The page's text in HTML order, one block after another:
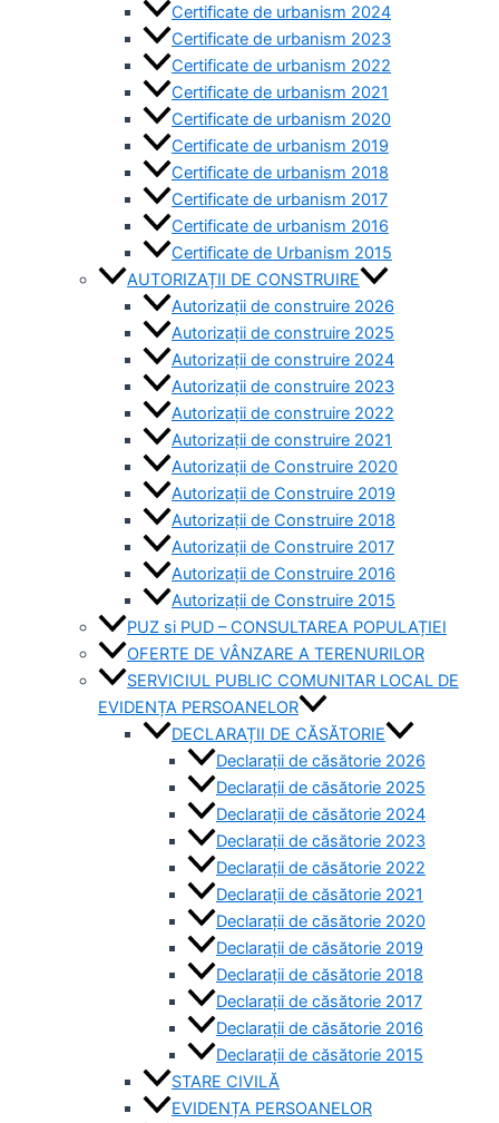
Certificate de urbanism 2024
Certificate de urbanism 2023
Certificate de urbanism 2022
Certificate de urbanism 2021
Certificate de urbanism 2020
Certificate de urbanism 2019
Certificate de urbanism 2018
Certificate de urbanism 2017
Certificate de urbanism 2016
Certificate de Urbanism 2015
AUTORIZAȚII DE CONSTRUIRE
Autorizații de construire 2026
Autorizații de construire 2025
Autorizații de construire 2024
Autorizații de construire 2023
Autorizații de construire 2022
Autorizații de construire 2021
Autorizații de Construire 2020
Autorizații de Construire 2019
Autorizaţii de Construire 2018
Autorizaţii de Construire 2017
Autorizaţii de Construire 2016
Autorizaţii de Construire 2015
PUZ si PUD – CONSULTAREA POPULAȚIEI
OFERTE DE VÂNZARE A TERENURILOR
SERVICIUL PUBLIC COMUNITAR LOCAL DE
EVIDENȚA PERSOANELOR
DECLARAȚII DE CĂSĂTORIE
Declarații de căsătorie 2026
Declarații de căsătorie 2025
Declarații de căsătorie 2024
Declarații de căsătorie 2023
Declarații de căsătorie 2022
Declarații de căsătorie 2021
Declarații de căsătorie 2020
Declarații de căsătorie 2019
Declarații de căsătorie 2018
Declarații de căsătorie 2017
Declarații de căsătorie 2016
Declarații de căsătorie 2015
STARE CIVILĂ
EVIDENȚA PERSOANELOR